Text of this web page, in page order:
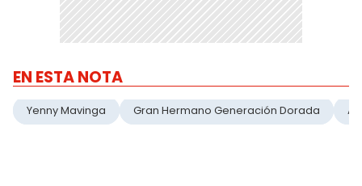
EN ESTA NOTA
Yenny Mavinga Gran Hermano Generación Dorada